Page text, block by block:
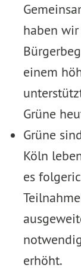
haben
einem
Grüne
Grüne
Köln
es
erhöht.